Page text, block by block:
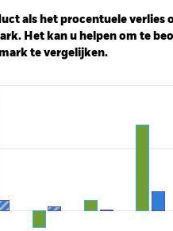
als het procentuele verlies
Het kan u helpen om te
te vergelijken.